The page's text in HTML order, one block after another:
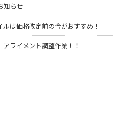
知らせ
は価格改定前の今がおすすめ！
アライメント調整作業！！